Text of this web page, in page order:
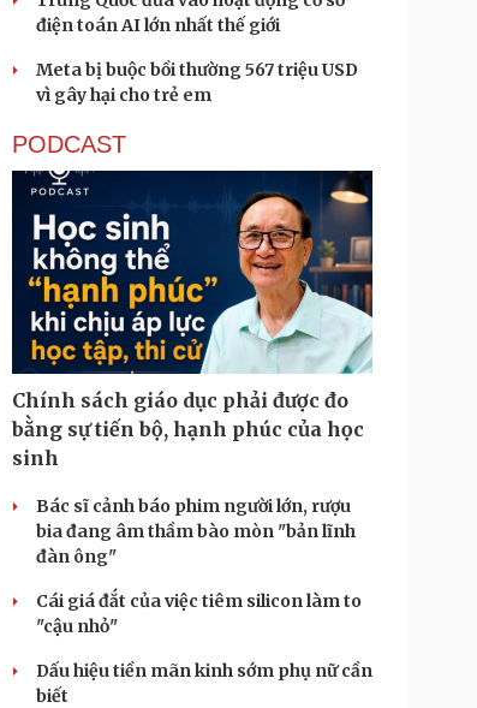
điện toán AI lớn nhất thế giới
Meta bị buộc bồi thường 567 triệu USD
vì gây hại cho trẻ em
PODCAST
Chính sách giáo dục phải được đo
bằng sự tiến bộ, hạnh phúc của học
sinh
Bác sĩ cảnh báo phim người lớn, rượu
bia đang âm thầm bào mòn "bản lĩnh
đàn ông"
Cái giá đắt của việc tiêm silicon làm to
"cậu nhỏ"
Dấu hiệu tiền mãn kinh sớm phụ nữ cần
biết